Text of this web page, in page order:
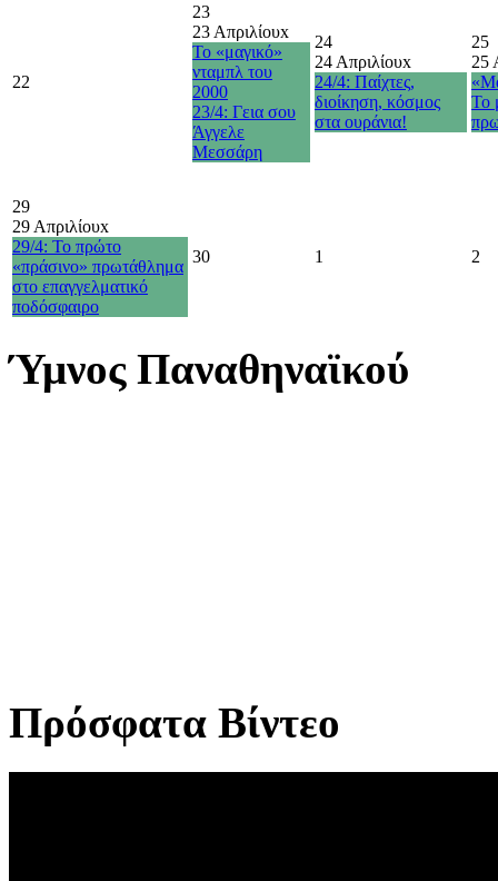
22
23
23 Απριλίουx
Το «μαγικό»
νταμπλ του
2000
23/4: Γεια σου
Άγγελε
Μεσσάρη
24
24 Απριλίουx
24/4: Παίχτες,
διοίκηση, κόσμος
στα ουράνια!
25
25
Το
29
29 Απριλίουx
29/4: Το πρώτο
«πράσινο» πρωτάθλημα
στο επαγγελματικό
ποδόσφαιρο
30 1 2
Ύμνος Παναθηναϊκού
Πρόσφατα Βίντεο